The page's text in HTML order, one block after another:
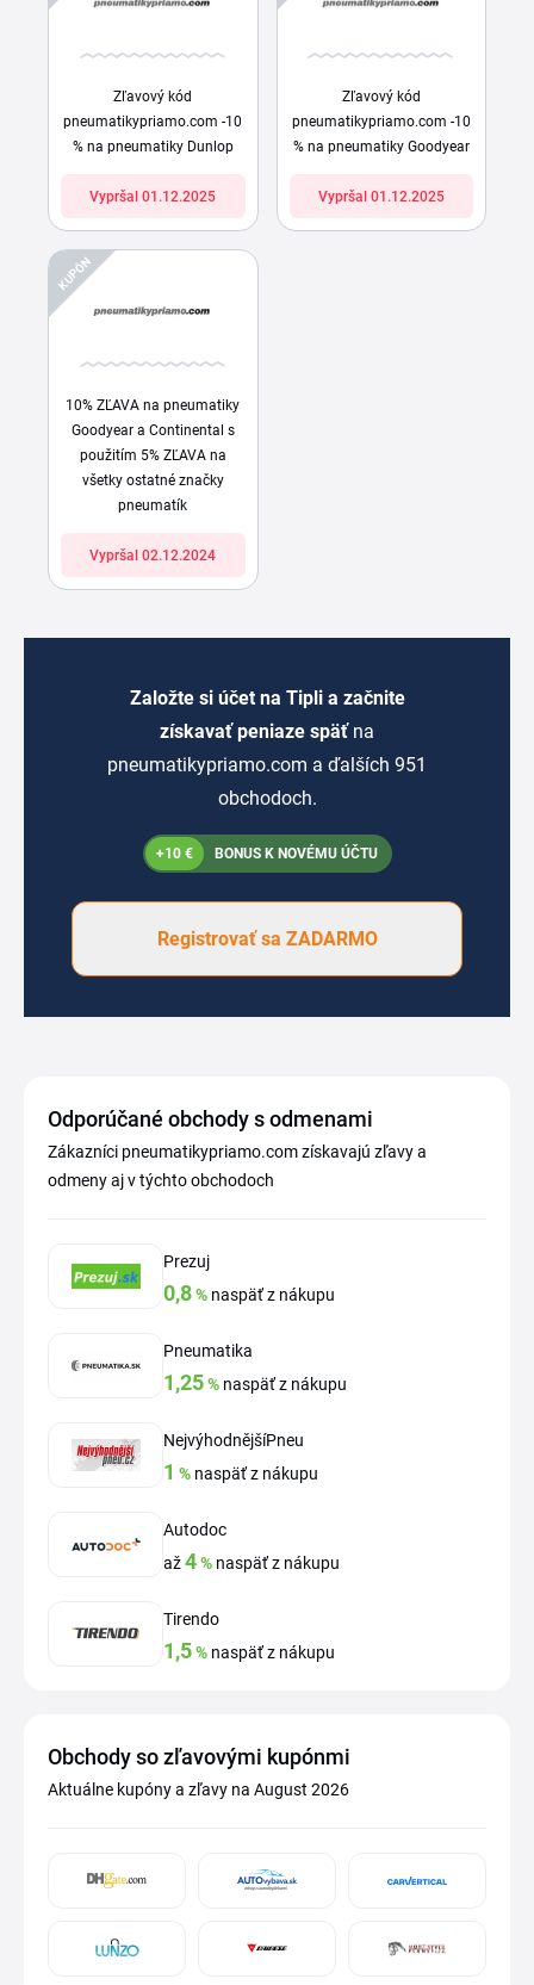
Zľavový kód
pneumatikypriamo.com -10
% na pneumatiky Dunlop
Vypršal 01.12.2025
Zľavový kód
pneumatikypriamo.com -10
% na pneumatiky Goodyear
Vypršal 01.12.2025
KUPÓN
10% ZĽAVA na pneumatiky
Goodyear a Continental s
použitím 5% ZĽAVA na
všetky ostatné značky
pneumatík
Vypršal 02.12.2024
Založte si účet na Tipli a začnite
získavať peniaze späť na
pneumatikypriamo.com a ďalších 951
obchodoch.
+10 € BONUS K NOVÉMU ÚČTU
Registrovať sa ZADARMO
Odporúčané obchody s odmenami
Zákazníci pneumatikypriamo.com získavajú zľavy a
odmeny aj v týchto obchodoch
Prezuj
0,8% naspäť z nákupu
Pneumatika
1,25% naspäť z nákupu
NejvýhodnějšíPneu
1 % naspäť z nákupu
Autodoc
až4% naspäť z nákupu
Tirendo
1,5% naspäť z nákupu
Obchody so zľavovými kupónmi
Aktuálne kupóny a zľavy na August 2026